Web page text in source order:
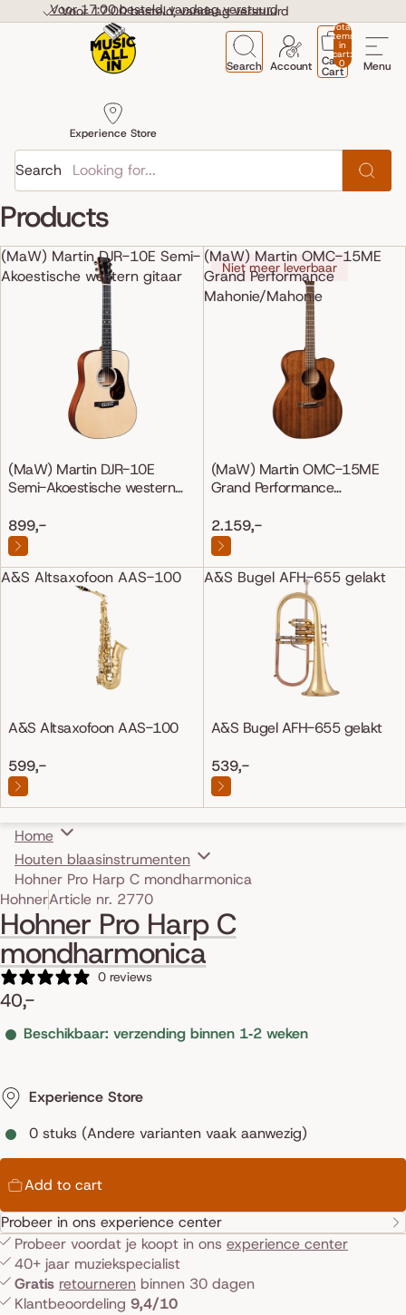
Voor 17:00 besteld, vandaag verstuurd
Voor 17:00 besteld, vandaag verstuurd
Menu
Search
Experience Store
Account
Total
items
in
cart:
0
Cart
Cart
Search
Products
(MaW) Martin DJR-10E Semi-
Akoestische western gitaar
(MaW) Martin DJR-10E
Semi-Akoestische western
899,-
(MaW) Martin OMC-15ME
Grand Performance
Mahonie/Mahonie
Niet meer leverbaar
(MaW) Martin OMC-15ME
Grand Performance
2.159,-
A&S Altsaxofoon AAS-100
A&S Altsaxofoon AAS-100
599,-
A&S Bugel AFH-655 gelakt
A&S Bugel AFH-655 gelakt
539,-
Home
Houten blaasinstrumenten
Hohner Pro Harp C mondharmonica
Skip to product information
HohnerArticle nr. 2770
Hohner Pro Harp C
mondharmonica
0 reviews
40,-
Beschikbaar: verzending binnen 1‑2 weken
Experience Store
0 stuks (Andere varianten vaak aanwezig)
Add to cart
Probeer in ons experience center
Probeer voordat je koopt in ons experience center
40+ jaar muziekspecialist
Gratis retourneren binnen 30 dagen
Klantbeoordeling 9,4/10